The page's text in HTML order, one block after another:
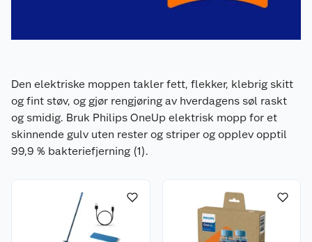
Den elektriske moppen takler fett, flekker, klebrig skitt
og fint støv, og gjør rengjøring av hverdagens søl raskt
og smidig. Bruk Philips OneUp elektrisk mopp for et
skinnende gulv uten rester og striper og opplev opptil
99,9 % bakteriefjerning (1).